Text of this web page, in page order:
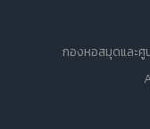
กองหอสมุดและศู